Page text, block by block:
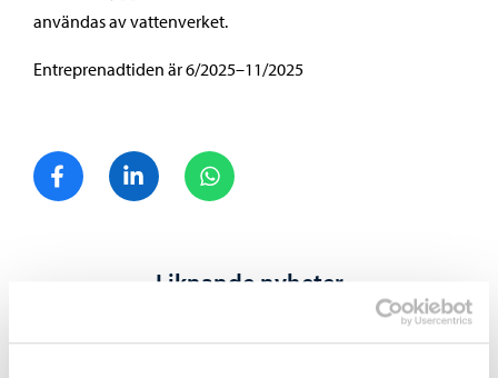
användas av vattenverket.
Entreprenadtiden är 6/2025–11/2025
Dela på FacebookDela på LinkedIn
Liknande nyheter